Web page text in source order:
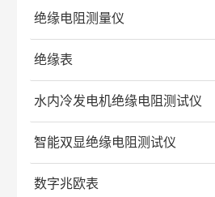
绝缘电阻测量仪
绝缘表
水内冷发电机绝缘电阻测试仪
智能双显绝缘电阻测试仪
数字兆欧表